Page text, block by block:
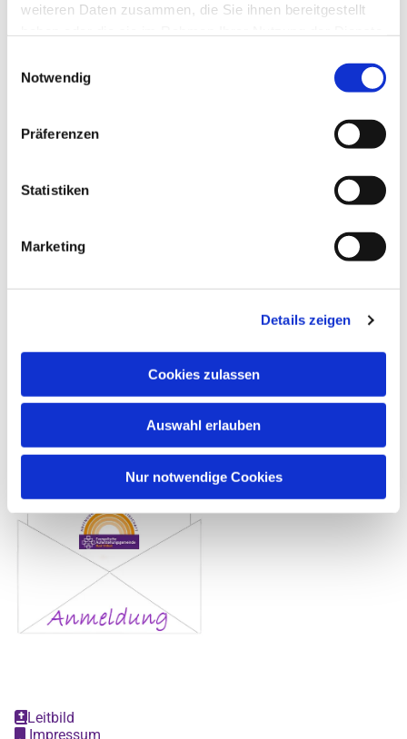
weiteren Daten zusammen, die Sie ihnen bereitgestellt
Notwendig
Präferenzen
Statistiken
Marketing
Details zeigen
Cookies zulassen
Auswahl erlauben
Nur notwendige Cookies
Johann-Strauß-Straße 1
Email:
buero@auferstehungsgemeinde-bad-vilbel.de
Leitbild
Impressum